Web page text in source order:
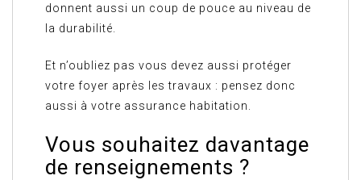
donnent aussi un coup de pouce au niveau de
la durabilité.
Et n’oubliez pas vous devez aussi protéger
votre foyer après les travaux : pensez donc
aussi à votre assurance habitation.
Vous souhaitez davantage
de renseignements ?